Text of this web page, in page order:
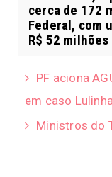
cerca de 172
Federal, com
R$ 52 milhões
PF aciona
em caso
Ministros do